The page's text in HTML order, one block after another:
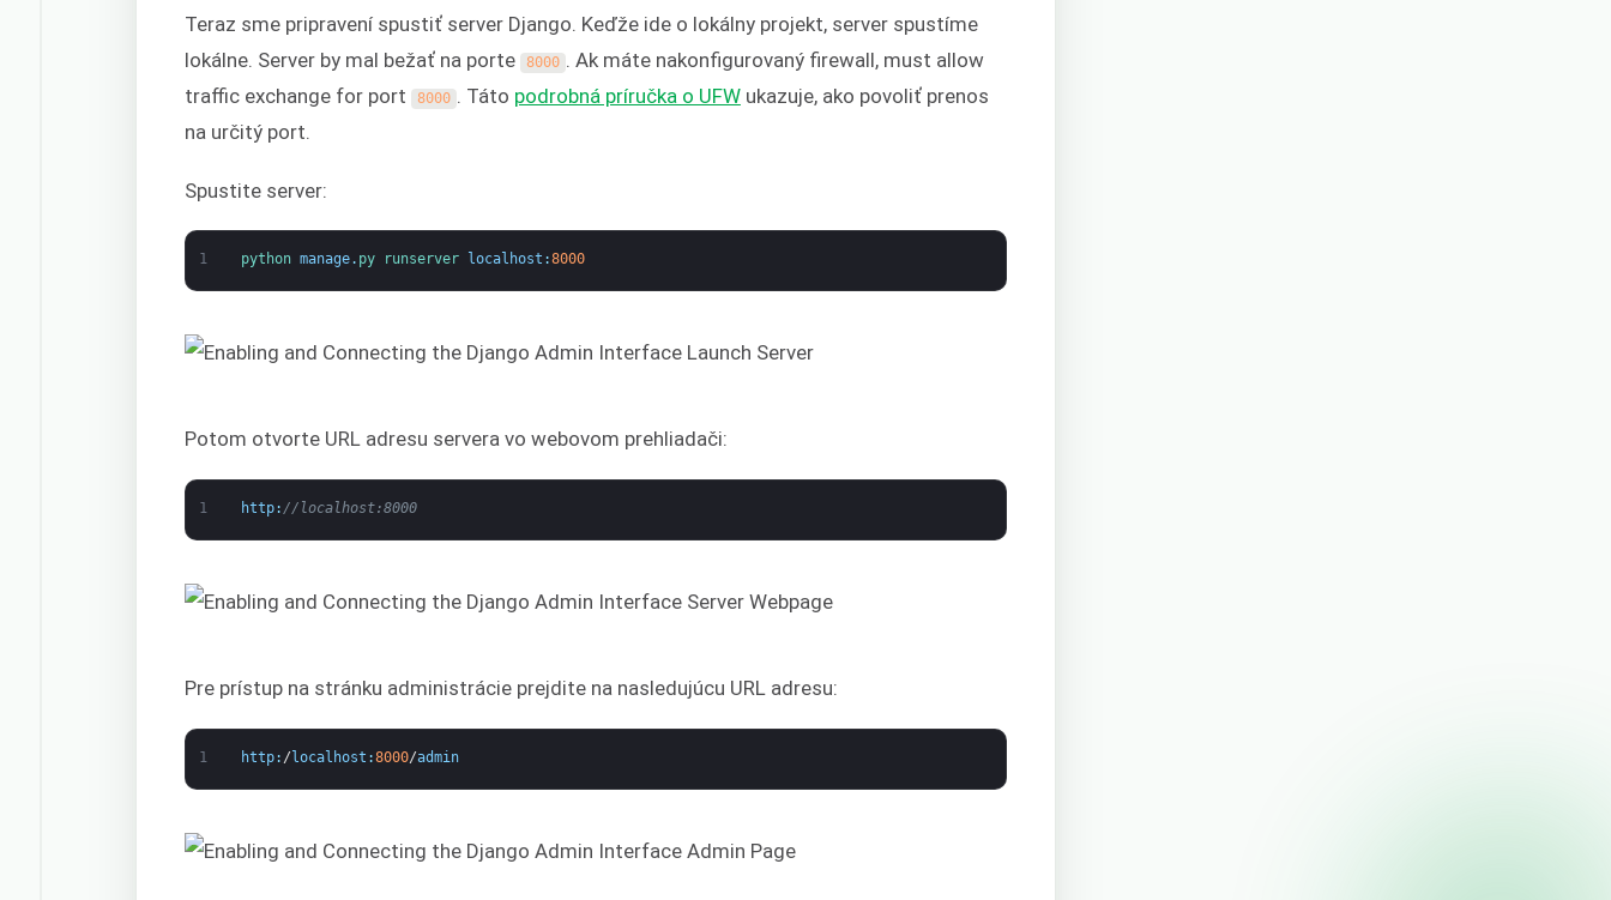
Teraz sme pripravení spustiť server Django. Keďže ide o lokálny projekt, server spustíme
lokálne. Server by mal bežať na porte 8000 . Ak máte nakonfigurovaný firewall, must allow
traffic exchange for port 8000 . Táto podrobná príručka o UFWukazuje, ako povoliť prenos
na určitý port.
Spustite server:
1 python manage. py runserver localhost :8000
Potom otvorte URL adresu servera vo webovom prehliadači:
1 http: //localhost:8000
Pre prístup na stránku administrácie prejdite na nasledujúcu URL adresu:
1 http: /localhost :8000/admin